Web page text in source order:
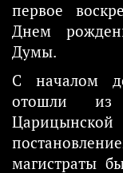
первое
Днем
Думы.
С началом
отошли из
магистраты